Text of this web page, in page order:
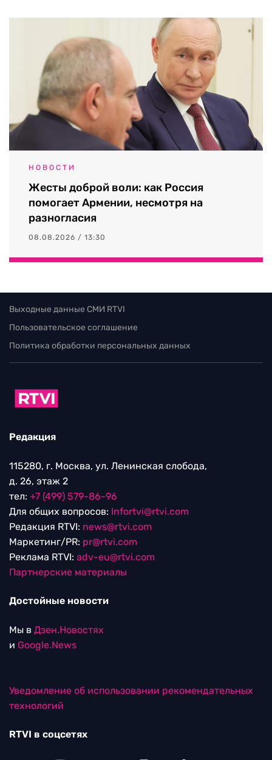
НОВОСТИ
Жесты доброй воли: как Россия
помогает Армении, несмотря на
разногласия
08.08.2026 / 13:30
Выходные данные СМИ RTVI
Пользовательское соглашение
Политика обработки персональных данных
Редакция
115280, г. Москва, ул. Ленинская слобода,
д. 26, этаж 2
тел: +7 (499) 579-86-96
Для общих вопросов: Infortvi@rtvi.com
Редакция RTVI: news@rtvi.com
Маркетинг/PR: pr@rtvi.com
Реклама RTVI: adv-eu@rtvi.com
Партнерские материалы
Достойные новости
Мы в Дзен.Новостях
и Google.News
Уведомление об использовании рекомендательных
технологий
RTVI в соцсетях